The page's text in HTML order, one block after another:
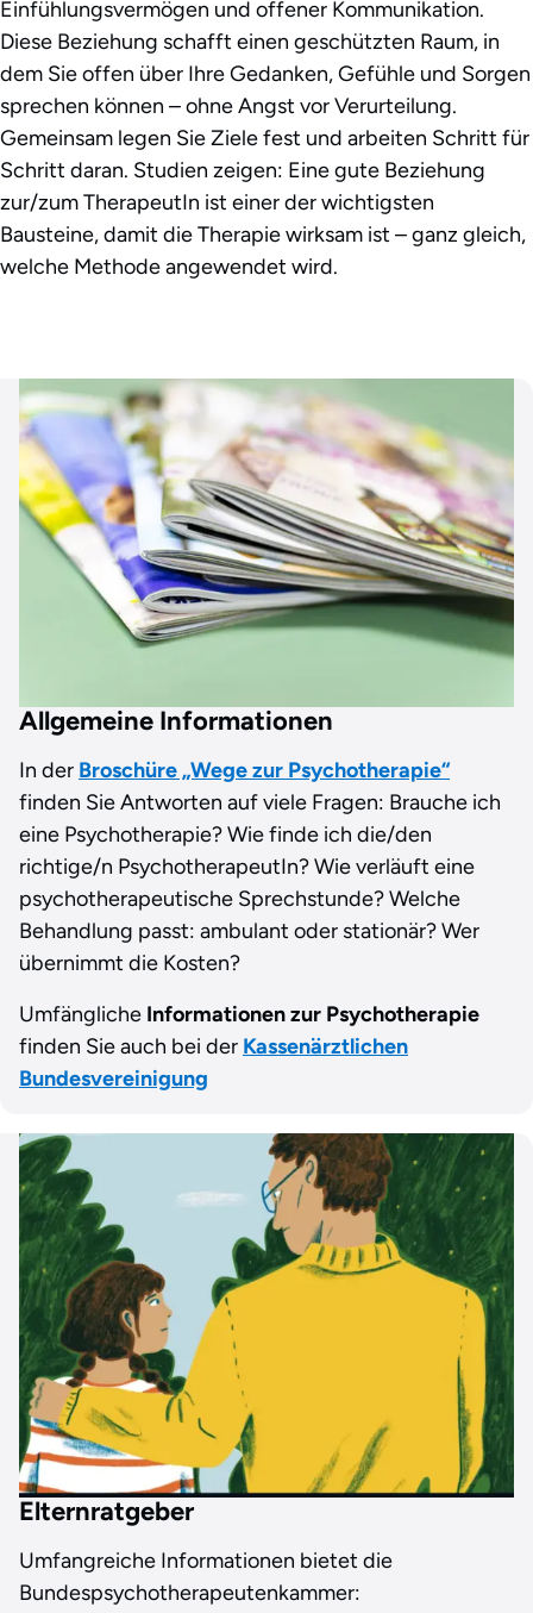
Einfühlungsvermögen und offener Kommunikation.
Diese Beziehung schafft einen geschützten Raum, in
dem Sie offen über Ihre Gedanken, Gefühle und Sorgen
sprechen können – ohne Angst vor Verurteilung.
Gemeinsam legen Sie Ziele fest und arbeiten Schritt für
Schritt daran. Studien zeigen: Eine gute Beziehung
zur/zum TherapeutIn ist einer der wichtigsten
Bausteine, damit die Therapie wirksam ist – ganz gleich,
welche Methode angewendet wird.
Allgemeine Informationen
In der Broschüre „Wege zur Psychotherapie“
finden Sie Antworten auf viele Fragen: Brauche ich
eine Psychotherapie? Wie finde ich die/den
richtige/n PsychotherapeutIn? Wie verläuft eine
psychotherapeutische Sprechstunde? Welche
Behandlung passt: ambulant oder stationär? Wer
übernimmt die Kosten?
Umfängliche Informationen zur Psychotherapie
finden Sie auch bei der Kassenärztlichen
Bundesvereinigung
Elternratgeber
Umfangreiche Informationen bietet die
Bundespsychotherapeutenkammer: